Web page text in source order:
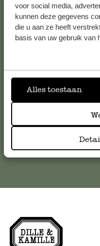
voor social media,
kunnen deze gegevens
die u aan ze heeft
basis van uw gebruik van
Alles toestaan
meestgestelde vragen.
Online Klantenservice